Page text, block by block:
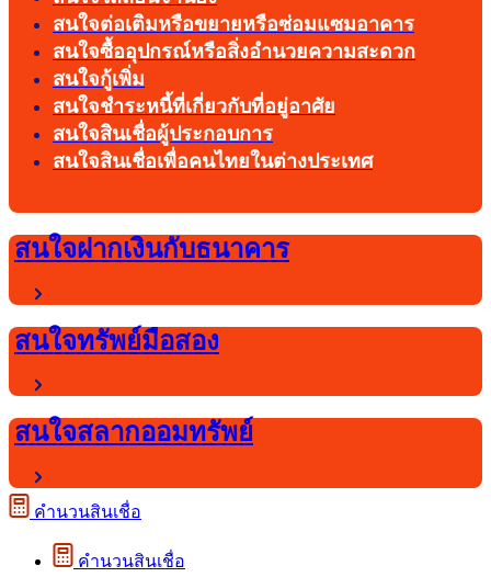
สนใจต่อเติมหรือขยายหรือซ่อมแซมอาคาร
สนใจซื้ออุปกรณ์หรือสิ่งอำนวยความสะดวก
สนใจกู้เพิ่ม
สนใจชำระหนี้ที่เกี่ยวกับที่อยู่อาศัย
สนใจสินเชื่อผู้ประกอบการ
สนใจสินเชื่อเพื่อคนไทยในต่างประเทศ
สนใจฝากเงินกับธนาคาร
สนใจทรัพย์มือสอง
สนใจสลากออมทรัพย์
คำนวนสินเชื่อ
คำนวนสินเชื่อ